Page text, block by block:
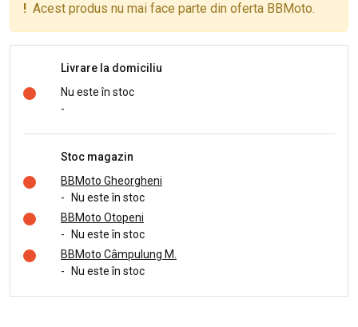
! Acest produs nu mai face parte din oferta BBMoto.
Livrare la domiciliu
Nu este în stoc
-
Stoc magazin
BBMoto Gheorgheni
-
Nu este în stoc
BBMoto Otopeni
-
Nu este în stoc
BBMoto Câmpulung M.
-
Nu este în stoc